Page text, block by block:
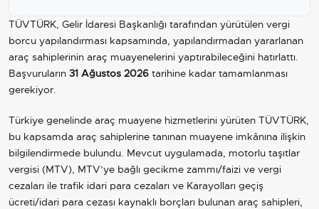
TÜVTÜRK, Gelir İdaresi Başkanlığı tarafından yürütülen vergi
borcu yapılandırması kapsamında, yapılandırmadan yararlanan
araç sahiplerinin araç muayenelerini yaptırabileceğini hatırlattı.
Başvuruların 31 Ağustos 2026 tarihine kadar tamamlanması
gerekiyor.
Türkiye genelinde araç muayene hizmetlerini yürüten TÜVTÜRK,
bu kapsamda araç sahiplerine tanınan muayene imkânına ilişkin
bilgilendirmede bulundu. Mevcut uygulamada, motorlu taşıtlar
vergisi (MTV), MTV’ye bağlı gecikme zammı/faizi ve vergi
cezaları ile trafik idari para cezaları ve Karayolları geçiş
ücreti/idari para cezası kaynaklı borçları bulunan araç sahipleri,